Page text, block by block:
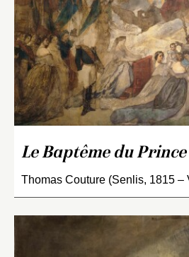
Le Baptême du
Thomas Couture (Senlis, 1815